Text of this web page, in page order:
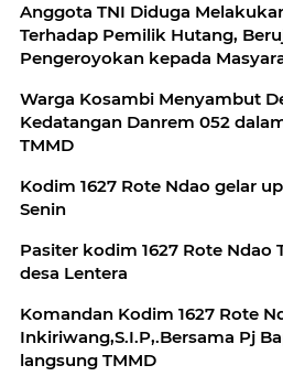
Anggota TNI Diduga
Terhadap Pemilik Hutang,
Pengeroyokan kepada
Warga Kosambi Menyambut
Kedatangan Danrem 052
TMMD
Kodim 1627 Rote Ndao gelar
Senin
Pasiter kodim 1627 Rote Ndao
desa Lentera
Komandan Kodim 1627 Rote
Inkiriwang,S.I.P,.Bersama Pj
langsung TMMD